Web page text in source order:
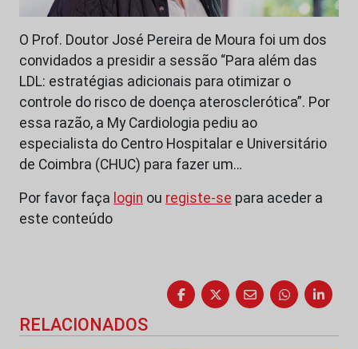
O Prof. Doutor José Pereira de Moura foi um dos
convidados a presidir a sessão “Para além das
LDL: estratégias adicionais para otimizar o
controle do risco de doença aterosclerótica”. Por
essa razão, a My Cardiologia pediu ao
especialista do Centro Hospitalar e Universitário
de Coimbra (CHUC) para fazer um…
Por favor faça login ou registe-se para aceder a
este conteúdo
RELACIONADOS